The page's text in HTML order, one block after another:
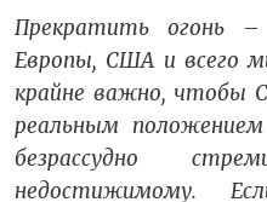
Прекратить огонь
Европы, США и всего
крайне важно, чтобы
реальным
безрассудно
недостижимому.